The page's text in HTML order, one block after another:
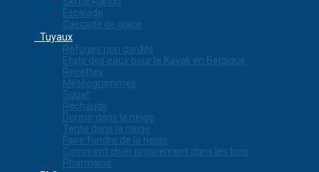
Escalade
Cascade de glace
Tuyaux
Refuges non gardés
Etats des eaux pour le Kayak en Belgique
Recettes
Météogrammes
Squat
Réchauds
Dormir dans la neige
Tente dans la neige
Faire fondre de la neige
Comment chier proprement dans les bois
Pharmacie